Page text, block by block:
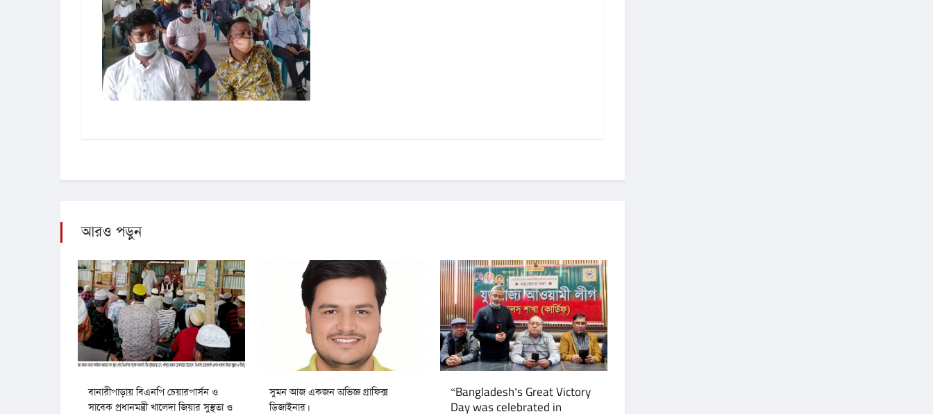
আরও পড়ুন
বানারীপাড়ায় বিএনপি চেয়ারপার্সন ও
সাবেক প্রধানমন্ত্রী খালেদা জিয়ার সুস্থতা ও
সুমন আজ একজন অভিজ্ঞ গ্রাফিক্স
ডিজাইনার।
“Bangladesh’s Great Victory
Day was celebrated in